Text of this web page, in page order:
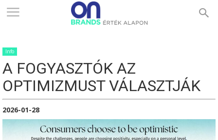
ONBRANDS
–
ALAPON
Info
A FOGYASZTÓK AZ
OPTIMIZMUST VÁLASZTJÁK
2026-01-28